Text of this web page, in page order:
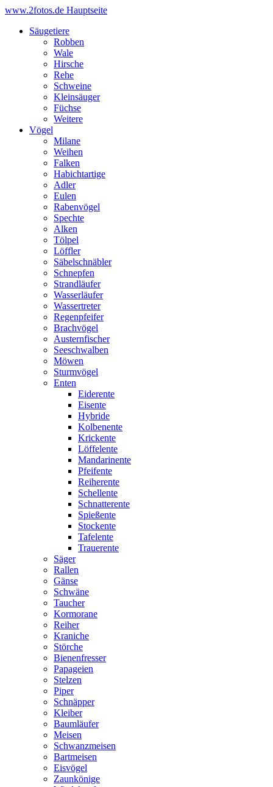
www.2fotos.de Hauptseite
Säugetiere
Robben
Wale
Hirsche
Rehe
Schweine
Kleinsäuger
Füchse
Weitere
Vögel
Milane
Weihen
Falken
Habichtartige
Adler
Eulen
Rabenvögel
Spechte
Alken
Tölpel
Löffler
Säbelschnäbler
Schnepfen
Strandläufer
Wasserläufer
Wassertreter
Regenpfeifer
Brachvögel
Austernfischer
Seeschwalben
Möwen
Sturmvögel
Enten
Eiderente
Eisente
Hybride
Kolbenente
Krickente
Löffelente
Mandarinente
Pfeifente
Reiherente
Schellente
Schnatterente
Spießente
Stockente
Tafelente
Trauerente
Säger
Rallen
Gänse
Schwäne
Taucher
Kormorane
Reiher
Kraniche
Störche
Bienenfresser
Papageien
Stelzen
Piper
Schnäpper
Kleiber
Baumläufer
Meisen
Schwanzmeisen
Bartmeisen
Eisvögel
Zaunkönige